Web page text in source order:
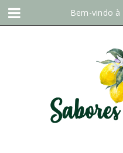
Bem-vindo à